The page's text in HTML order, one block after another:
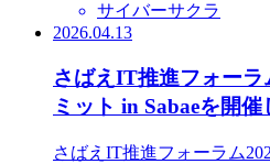
サイバーサクラ
2026.04.13
さばえIT推進フォーラ
ミット in Sabaeを開催
さばえIT推進フォーラム